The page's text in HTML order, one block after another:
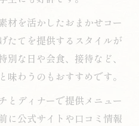
材を活かしたおまかせコー
たてを提供するスタイルが
な日や会食、接待など、
わうのもおすすめです。
とディナーで提供メニュー
に公式サイトや口コミ情報